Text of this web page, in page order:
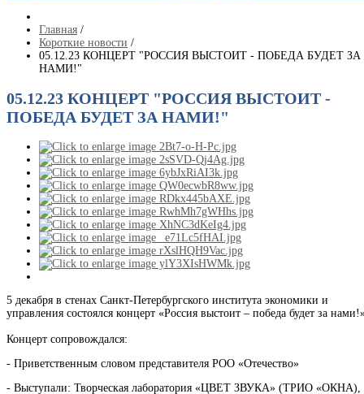
Главная /
Короткие новости /
05.12.23 КОНЦЕРТ "РОССИЯ ВЫСТОИТ - ПОБЕДА БУДЕТ ЗА
НАМИ!"
05.12.23 КОНЦЕРТ "РОССИЯ ВЫСТОИТ -
ПОБЕДА БУДЕТ ЗА НАМИ!"
5 декабря в стенах Санкт-Петербургского института экономики и
управления состоялся концерт «Россия выстоит – победа будет за
Концерт сопровождался:
- Приветственным словом представителя РОО «Отечество»
- Выступали: Творческая лаборатория «ЦВЕТ ЗВУКА» (ТРИО «ОКНА),